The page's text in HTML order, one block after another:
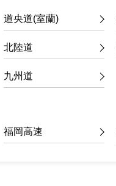
道央道(室蘭)
北陸道
九州道
福岡高速